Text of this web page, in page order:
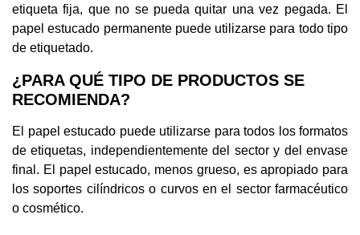
etiqueta fija, que no se pueda quitar una vez pegada. El
papel estucado permanente puede utilizarse para todo tipo
de etiquetado.
¿PARA QUÉ TIPO DE PRODUCTOS SE
RECOMIENDA?
El papel estucado puede utilizarse para todos los formatos
de etiquetas, independientemente del sector y del envase
final. El papel estucado, menos grueso, es apropiado para
los soportes cilíndricos o curvos en el sector farmacéutico
o cosmético.